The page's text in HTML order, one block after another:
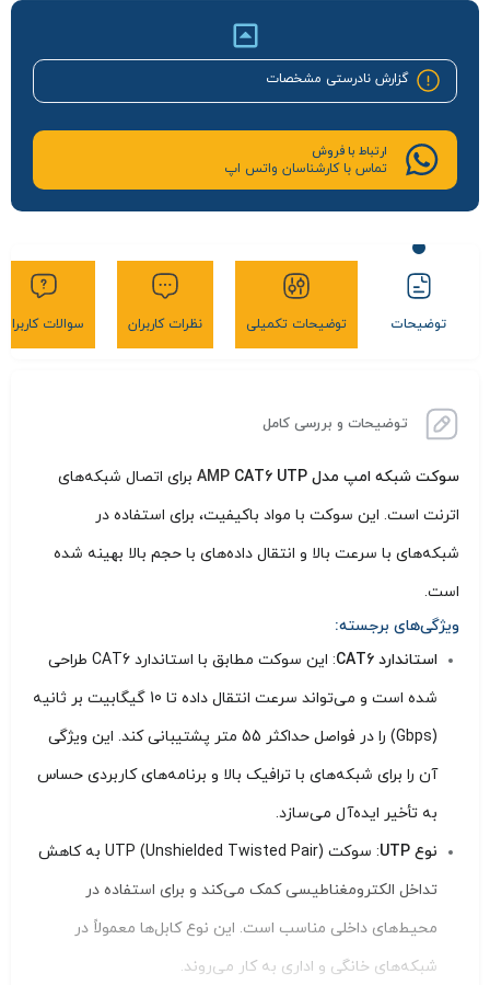
گزارش نادرستی مشخصات
ارتباط با فروش
تماس با کارشناسان واتس اپ
توضیحات توضیحات تکمیلی نظرات کاربران سوالات کاربران
توضیحات و بررسی کامل
سوکت شبکه امپ مدل AMP CAT6 UTP
برای اتصال شبکه‌های
اترنت است. این سوکت با مواد باکیفیت، برای استفاده در
شبکه‌های با سرعت بالا و انتقال داده‌های با حجم بالا بهینه شده
است.
ویژگی‌های برجسته:
استاندارد CAT6
: این سوکت مطابق با استاندارد CAT6 طراحی
شده است و می‌تواند سرعت انتقال داده تا 10 گیگابیت بر ثانیه
(Gbps) را در فواصل حداکثر 55 متر پشتیبانی کند. این ویژگی
آن را برای شبکه‌های با ترافیک بالا و برنامه‌های کاربردی حساس
به تأخیر ایده‌آل می‌سازد.
نوع UTP
: سوکت UTP (Unshielded Twisted Pair) به کاهش
تداخل الکترومغناطیسی کمک می‌کند و برای استفاده در
محیط‌های داخلی مناسب است. این نوع کابل‌ها معمولاً در
شبکه‌های خانگی و اداری به کار می‌روند.